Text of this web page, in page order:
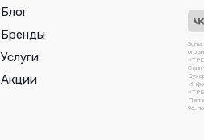
Блог
Бренды
Услуги
Акции
96,